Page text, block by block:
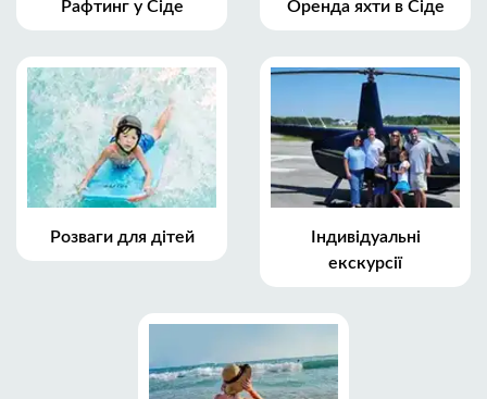
Рафтинг у Сіде Оренда яхти в Сіде
Розваги для дітей
Індивідуальні
екскурсії